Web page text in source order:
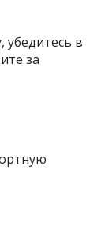
убедитесь в
за